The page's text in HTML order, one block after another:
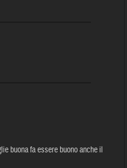
buona fa essere buono anche il